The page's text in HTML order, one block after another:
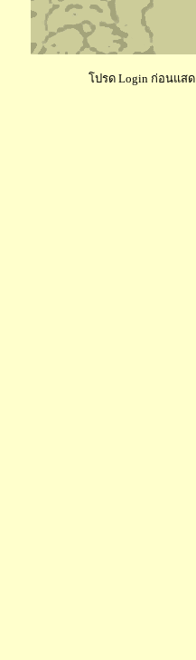
โปรด Login ก่อนแสด